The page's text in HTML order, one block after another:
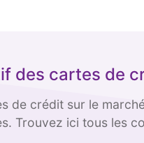
des cartes de
de crédit sur le
Trouvez ici tous les